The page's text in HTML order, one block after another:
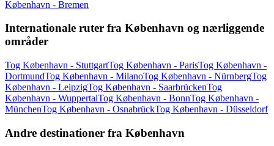
København - Bremen
Internationale ruter fra København og nærliggende
områder
Tog København - StuttgartTog København - ParisTog København -
DortmundTog København - MilanoTog København - NürnbergTog
København - LeipzigTog København - SaarbrückenTog
København - WuppertalTog København - BonnTog København -
MünchenTog København - OsnabrückTog København - Düsseldorf
Andre destinationer fra København